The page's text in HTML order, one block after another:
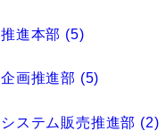
推進本部 (5)
企画推進部 (5)
システム販売推進部 (2)